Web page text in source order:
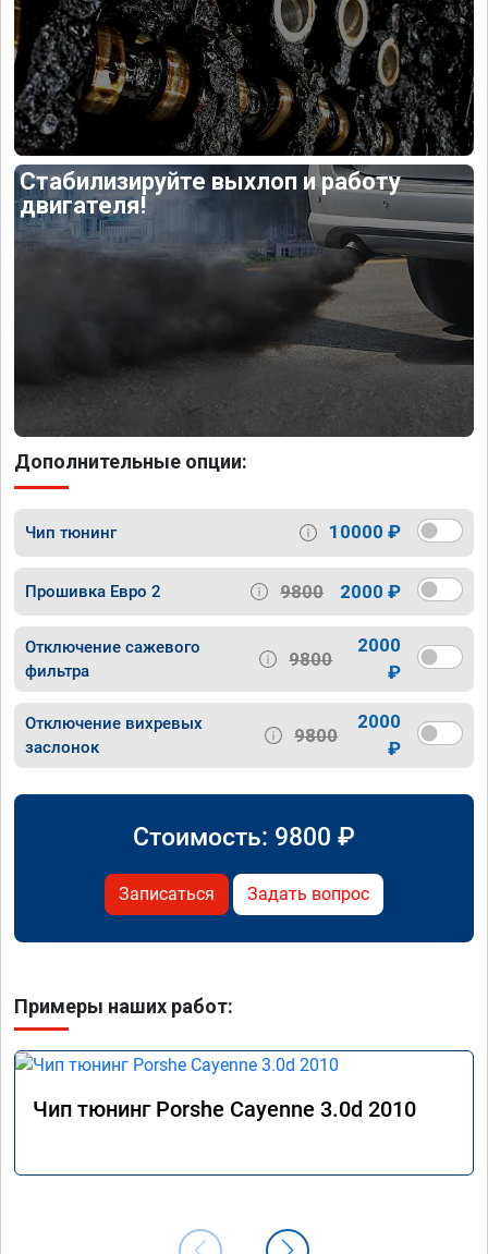
Стабилизируйте выхлоп и работу
двигателя!
Дополнительные опции:
Чип тюнинг 10000 ₽
Прошивка Евро 2 9800 2000 ₽
Отключение сажевого
фильтра
9800
2000
₽
Отключение вихревых
заслонок
9800
2000
₽
Стоимость: 9800 ₽
Записаться Задать вопрос
Примеры наших работ:
Чип тюнинг Porshe Cayenne 3.0d 2010